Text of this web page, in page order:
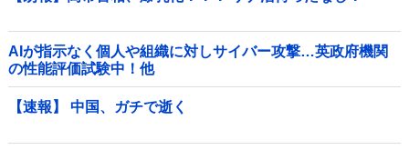
AIが指示なく個人や組織に対しサイバー攻撃…英政府機関
の性能評価試験中！他
【速報】 中国、ガチで逝く